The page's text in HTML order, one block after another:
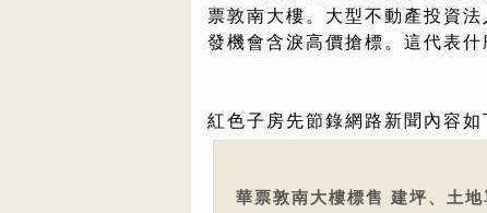
票敦南大樓。大型不動產投資
發機會含淚高價搶標。這代表什
紅色子房先節錄網路新聞內容如
華票敦南大樓標售 建坪、土